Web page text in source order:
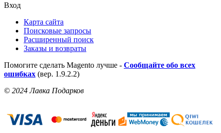
Вход
Карта сайта
Поисковые запросы
Расширенный поиск
Заказы и возвраты
Помогите сделать Magento лучше - Сообщайте обо всех
ошибках (вер. 1.9.2.2)
© 2024 Лавка Подарков